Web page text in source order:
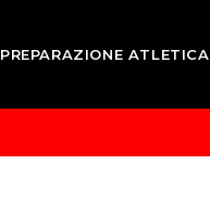
PREPARAZIONE ATLETICA